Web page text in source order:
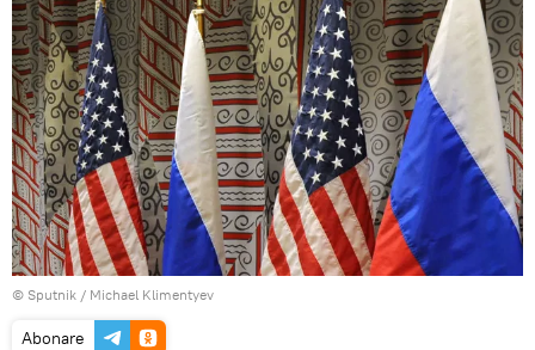
© Sputnik / Michael Klimentyev
Abonare